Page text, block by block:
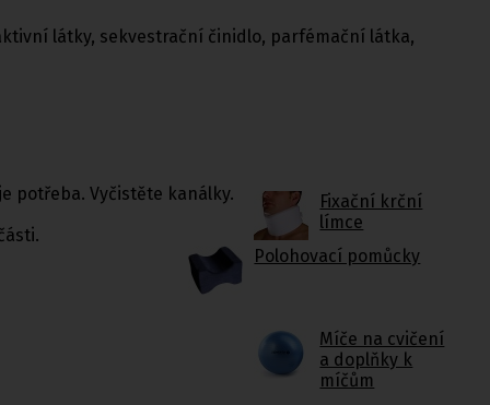
Fixační krční
límce
Polohovací pomůcky
Míče na cvičení
a doplňky k
míčům
látky, sekvestrační činidlo, parfémační látka,
potřeba. Vyčistěte kanálky.